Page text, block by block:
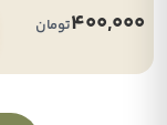
400,000تومان